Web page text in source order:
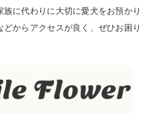
に代わりに大切に愛犬をお預かり
からアクセスが良く、ぜひお困り